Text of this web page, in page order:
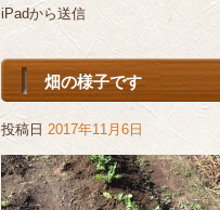
iPadから送信
畑の様子です
投稿日 2017年11月6日